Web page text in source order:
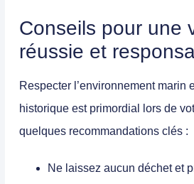
Conseils pour une
réussie et
Respecter l’environnement marin
historique est primordial lors de
quelques recommandations clés :
Ne laissez aucun déchetet